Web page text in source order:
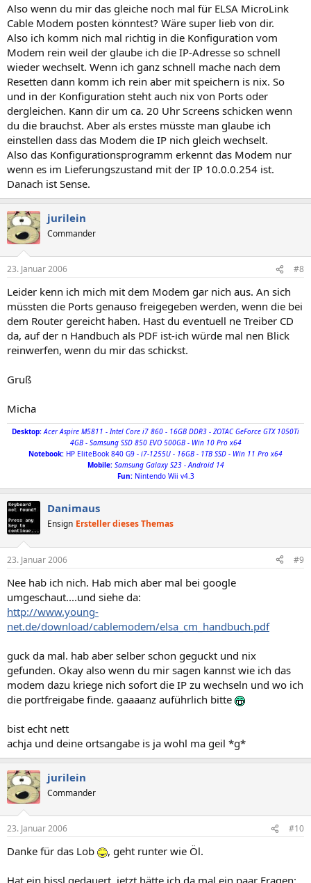
Also wenn du mir das gleiche noch mal für ELSA MicroLink
Cable Modem posten könntest? Wäre super lieb von dir.
Also ich komm nich mal richtig in die Konfiguration vom
Modem rein weil der glaube ich die IP-Adresse so schnell
wieder wechselt. Wenn ich ganz schnell mache nach dem
Resetten dann komm ich rein aber mit speichern is nix. So
und in der Konfiguration steht auch nix von Ports oder
dergleichen. Kann dir um ca. 20 Uhr Screens schicken wenn
du die brauchst. Aber als erstes müsste man glaube ich
einstellen dass das Modem die IP nich gleich wechselt.
Also das Konfigurationsprogramm erkennt das Modem nur
wenn es im Lieferungszustand mit der IP 10.0.0.254 ist.
Danach ist Sense.
jurilein
Commander
23. Januar 2006 #8
Leider kenn ich mich mit dem Modem gar nich aus. An sich
müssten die Ports genauso freigegeben werden, wenn die bei
dem Router gereicht haben. Hast du eventuell ne Treiber CD
da, auf der n Handbuch als PDF ist-ich würde mal nen Blick
reinwerfen, wenn du mir das schickst.
Gruß
Micha
Desktop:Acer Aspire M5811 - Intel Core i7 860 - 16GB DDR3 - ZOTAC GeForce GTX 1050Ti
4GB - Samsung SSD 850 EVO 500GB - Win 10 Pro x64
Notebook: HP EliteBook 840 G9 - i7-1255U - 16GB - 1TB SSD - Win 11 Pro x64
Mobile: Samsung Galaxy S23 - Android 14
Fun: Nintendo Wii v4.3
Danimaus
Ensign Ersteller dieses Themas
23. Januar 2006 #9
Nee hab ich nich. Hab mich aber mal bei google
umgeschaut....und siehe da:
http://www.young-
net.de/download/cablemodem/elsa_cm_handbuch.pdf
guck da mal. hab aber selber schon geguckt und nix
gefunden. Okay also wenn du mir sagen kannst wie ich das
modem dazu kriege nich sofort die IP zu wechseln und wo ich
die portfreigabe finde. gaaaanz auführlich bitte
bist echt nett
achja und deine ortsangabe is ja wohl ma geil *g*
jurilein
Commander
23. Januar 2006 #10
Danke für das Lob , geht runter wie Öl.
Hat ein bissl gedauert, jetzt hätte ich da mal ein paar Fragen: